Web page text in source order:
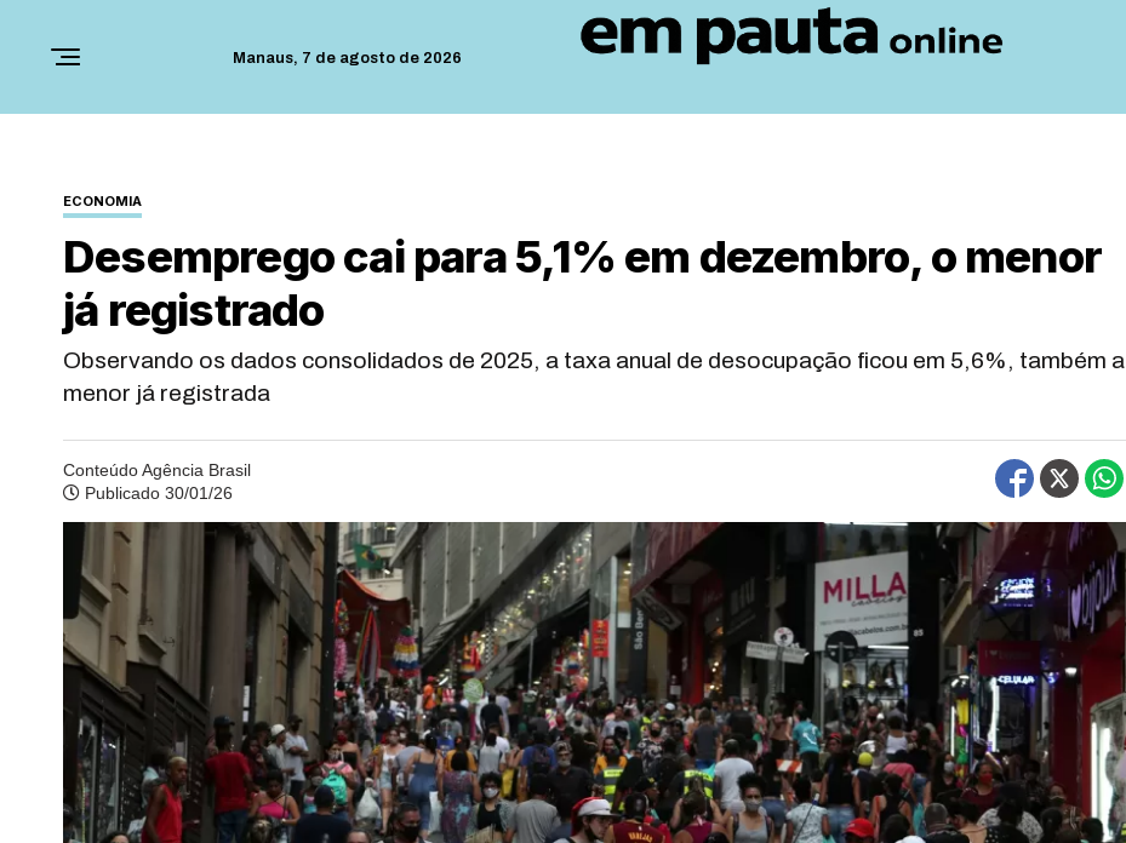
Manaus, 7 de agosto de 2026
ECONOMIA
Desemprego cai para 5,1% em dezembro, o menor
já registrado
Observando os dados consolidados de 2025, a taxa anual de desocupação ficou em 5,6%, também a
menor já registrada
Conteúdo Agência Brasil
Publicado 30/01/26